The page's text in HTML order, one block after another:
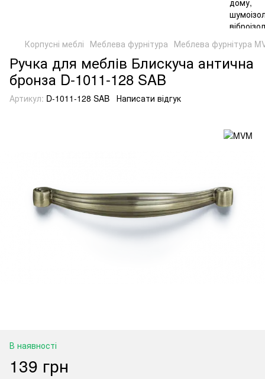
Корпусні меблі Меблева фурнітура Меблева фурнітура
Ручка для меблів Блискуча антична
бронза D-1011-128 SAB
Артикул: D-1011-128 SAB Написати відгук
В наявності
139 грн